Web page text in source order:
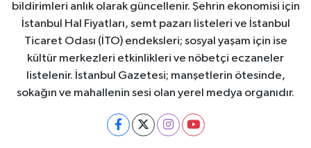
bildirimleri anlık olarak güncellenir. Şehrin ekonomisi için
İstanbul Hal Fiyatları, semt pazarı listeleri ve İstanbul
Ticaret Odası (İTO) endeksleri; sosyal yaşam için ise
kültür merkezleri etkinlikleri ve nöbetçi eczaneler
listelenir. İstanbul Gazetesi; manşetlerin ötesinde,
sokağın ve mahallenin sesi olan yerel medya organıdır.